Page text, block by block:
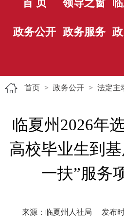
首 页 领导之窗
政务公开 政务服务
首页 > 政务公开 > 法定主
临夏州2026年
高校毕业生到
一扶”服务
来源：临夏州人社局
发布